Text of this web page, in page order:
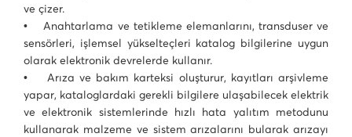
ve çizer.
• Anahtarlama ve tetikleme elemanlarını, transduser ve
sensörleri, işlemsel yükselteçleri katalog bilgilerine uygun
olarak elektronik devrelerde kullanır.
• Arıza ve bakım karteksi oluşturur, kayıtları arşivleme
yapar, kataloglardaki gerekli bilgilere ulaşabilecek elektrik
ve elektronik sistemlerinde hızlı hata yalıtım metodunu
kullanarak malzeme ve sistem arızalarını bularak arızayı